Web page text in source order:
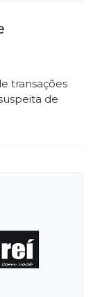
transações
de